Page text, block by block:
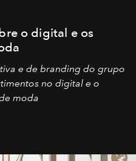
o digital e os
e de branding do grupo
no digital e o
moda